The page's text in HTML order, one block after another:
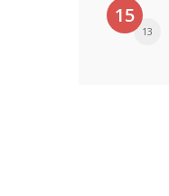
15
13